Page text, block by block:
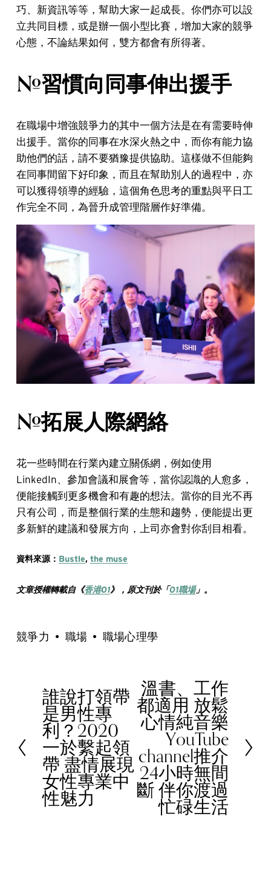
巧、新資訊等等，幫助大家一起成長。你們亦可以設
立共同目標，或是辦一個小型比賽，增加大家的競爭
心態，不論結果如何，雙方都會有所得著。
#習慣向同事伸出援手
在職場中增強競爭力的其中一個方法是在有需要時伸
出援手。當你的同事在水深火熱之中，而你有能力協
助他們的話，請不要猶豫提供協助。這樣做不但能夠
在同事間留下好印象，而且在幫助別人的過程中，亦
可以獲得領導的經驗，這個角色思考的重點與平日工
作完全不同，為晉升成管理階層作好準備。
#拓展人際網絡
花一些時間在行業內建立關係網，例如使用
LinkedIn、參加會議和展會等，當你認識的人愈多，
便能接觸到更多機會和有趣的想法。當你的目光不再
只有公司，而是整個行業的生態和趨勢，便能提出更
多新鮮的建議和發展方向，上司亦會對你刮目相看。
資料來源： Bustle, the muse
文章授權轉載自《香港01》，原文刊於「01職場」。
競爭力 職場 職場心理學
P
r
e
v
i
o
u
s
誰說打領帶
是男性專
利？2020
一於繫起領
帶 盡情展現
女性專業中
性魅力
N
e
溫書、工作
都適用 放鬆
心情純音樂
YouTube
channel推介
24小時無間
斷 伴你渡過
忙碌生活